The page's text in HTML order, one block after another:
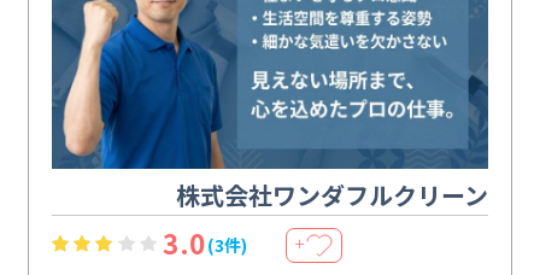
株式会社ワンダフルクリーン
3.0(3件) ＋